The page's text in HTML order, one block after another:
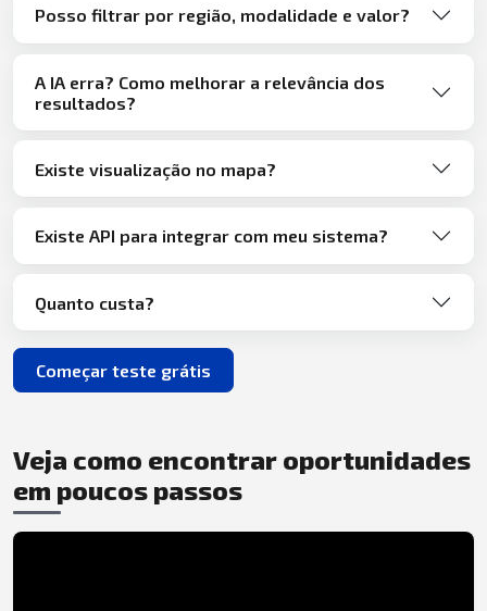
Posso filtrar por região, modalidade e valor?
A IA erra? Como melhorar a relevância dos
resultados?
Existe visualização no mapa?
Existe API para integrar com meu sistema?
Quanto custa?
Começar teste grátis
Veja como encontrar oportunidades
em poucos passos